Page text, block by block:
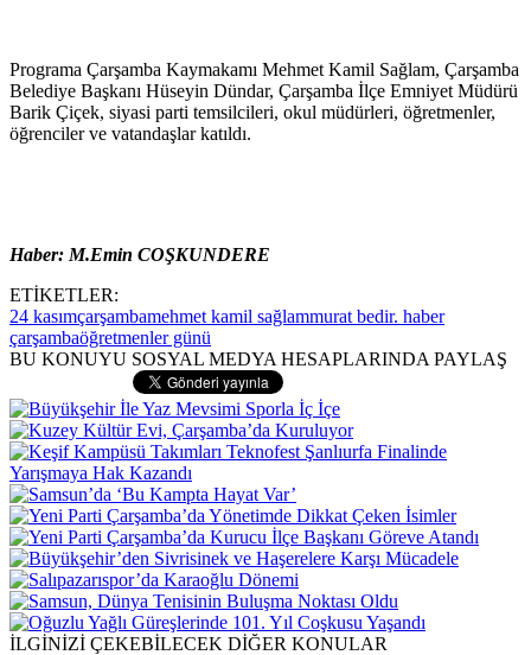
Programa Çarşamba Kaymakamı Mehmet Kamil Sağlam, Çarşamba
Belediye Başkanı Hüseyin Dündar, Çarşamba İlçe Emniyet Müdürü
Barik Çiçek, siyasi parti temsilcileri, okul müdürleri, öğretmenler,
öğrenciler ve vatandaşlar katıldı.
Haber: M.Emin COŞKUNDERE
ETİKETLER:
24 kasımçarşambamehmet kamil sağlammurat bedir. haber
çarşambaöğretmenler günü
BU KONUYU SOSYAL MEDYA HESAPLARINDA PAYLAŞ
İLGİNİZİ ÇEKEBİLECEK DİĞER KONULAR